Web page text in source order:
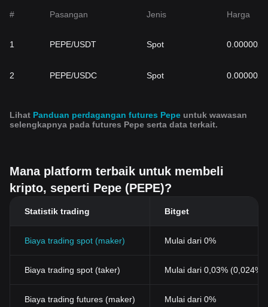
# Pasangan Jenis Harga
1 PEPE/USDT Spot
2 PEPE/USDC Spot
Lihat Panduan perdagangan futures Pepe untuk wawasan
selengkapnya pada futures Pepe serta data terkait.
Mana platform terbaik untuk membeli
kripto, seperti Pepe (PEPE)?
Statistik trading Bitget
Biaya trading spot (maker) Mulai dari 0%
Biaya trading spot (taker) Mulai dari 0,03% (0,024%
Biaya trading futures (maker) Mulai dari 0%